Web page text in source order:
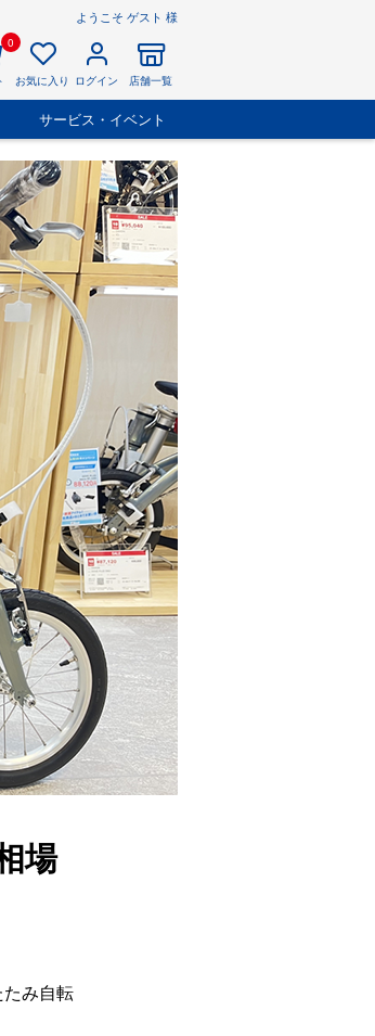
ようこそ ゲスト 様
0
お気に入り ログイン 店舗一覧
サービス・イベント
場
み自転